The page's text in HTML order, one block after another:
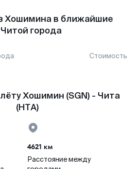
Хошимина в ближайшие
города
Стоимость
Хошимин (SGN) - Чита
(HTA)
4621 км
Расстояние между